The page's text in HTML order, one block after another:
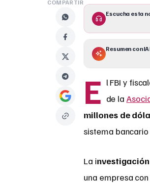
COMPARTIR
Escucha esta
Resumen con IA
E l FBI y
de la
millones de
sistema
La i
una empresa